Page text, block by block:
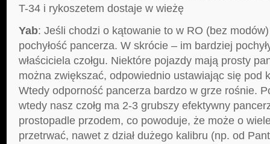
T-34 i rykoszetem dostaje w wieżę
Yab: Jeśli chodzi o kątowanie to w RO (bez
pochyłość pancerza. W skrócie – im bardziej
właściciela czołgu. Niektóre pojazdy mają prosty
można zwiększać, odpowiednio ustawiając się pod
Wtedy odporność pancerza bardzo w grze rośnie.
wtedy nasz czołg ma 2-3 grubszy efektywny
prostopadle przodem, co powoduje, że może o
przetrwać, nawet z dział dużego kalibru (np. od